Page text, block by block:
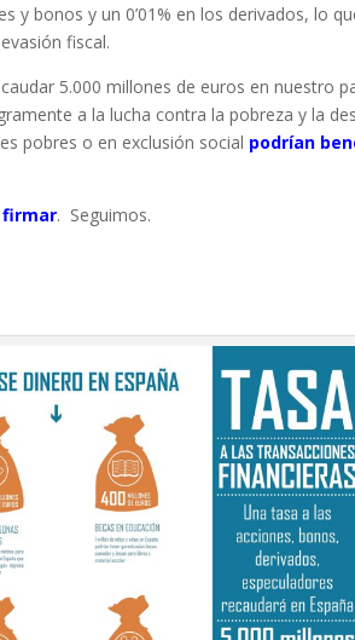
y bonos y un 0’01% en los derivados, lo
fiscal.
5.000 millones de euros en nuestro
a la lucha contra la pobreza y la
pobres o en exclusión social podrían
firmar. Seguimos.